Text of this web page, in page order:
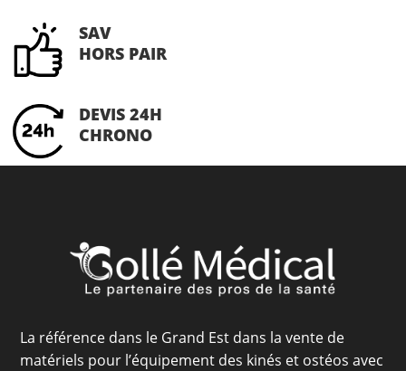
SAV
HORS PAIR
DEVIS 24H
CHRONO
La référence dans le Grand Est dans la vente de
matériels pour l’équipement des kinés et ostéos avec